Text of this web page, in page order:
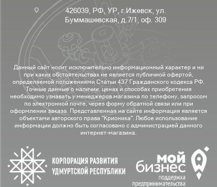
426039, РФ, УР, г.Ижевск, ул.
Буммашевская, д.7/1, оф. 309
Данный сайт носит исключительно информационный характер и ни
при каких обстоятельствах не является публичной офертой,
определяемой положениями Статьи 437 Гражданского кодекса РФ.
Точные данные о наличии, ценах и способах приобретения
необходимо узнавать у менеджеров магазина по телефону, запросом
по электронной почте, через форму обратной связи или при
оформлении заказа. Представленная на сайте информация является
объектами авторского права "Крионика". Любое использование
информации должно быть согласовано с администрацией данного
интернет-магазина.